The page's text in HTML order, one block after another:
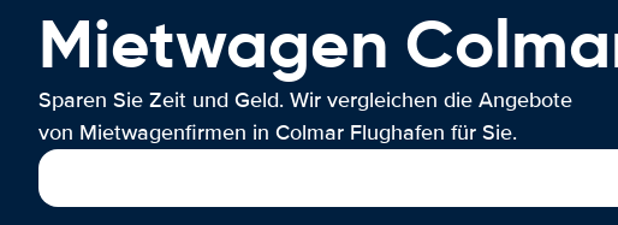
Mietwagen
Sparen Sie Zeit und Geld. Wir vergleichen die Angebote
von Mietwagenfirmen in Colmar Flughafen für Sie.